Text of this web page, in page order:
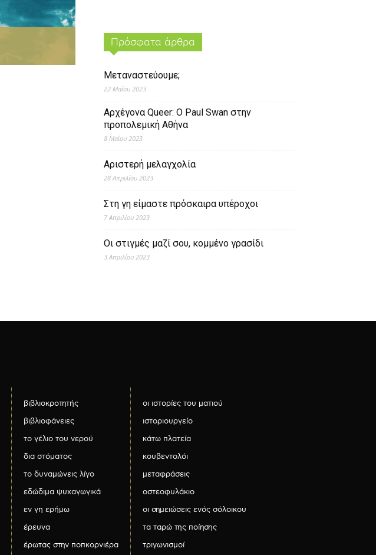
Πρόσφατα άρθρα
Μεταναστεύουμε;
22 Μαΐου 2023
Αρχέγονα Queer: O Paul Swan στην
προπολεμική Αθήνα
8 Μαΐου 2023
Αριστερή μελαγχολία
28 Απριλίου 2023
Στη γη είμαστε πρόσκαιρα υπέροχοι
7 Απριλίου 2023
Οι στιγμές μαζί σου, κομμένο γρασίδι
3 Απριλίου 2023
βιβλιοκροτητής
βιβλιοφάνειες
το γέλιο του νερού
δια στόματος
το δυναμώνεις λίγο
εδώδιμα ψυχαγωγικά
εν γη ερήμω
έρευνα
έρωτας στην ποπκορνιέρα
οι ιστορίες του ματιού
ιστοριουργείο
κάτω πλατεία
κουβεντολόι
μεταφράσεις
οστεοφυλάκιο
οι σημειώσεις ενός σόλοικου
τα ταρώ της ποίησης
τριγωνισμοί